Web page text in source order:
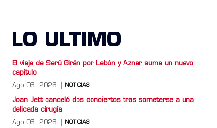
LO ULTIMO
El viaje de Serú Girán por Lebón y Aznar suma un nuevo
capítulo
Ago 06, 2026 NOTICIAS
Joan Jett canceló dos conciertos tras someterse a una
delicada cirugía
Ago 06, 2026 NOTICIAS